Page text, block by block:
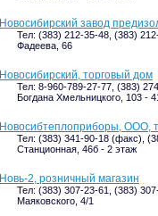
Новосибирский завод
Тел: (383) 212-35-48, (383)
Фадеева, 66
Новосибирский, торговый дом
Тел: 8-960-789-27-77, (383)
Богдана Хмельницкого, 103 -
Новосибтеплоприборы, ООО,
Тел: (383) 341-90-18 (факс),
Станционная, 46б - 2 этаж
Новь-2, розничный магазин
Тел: (383) 307-23-61, (383)
Маяковского, 4/1